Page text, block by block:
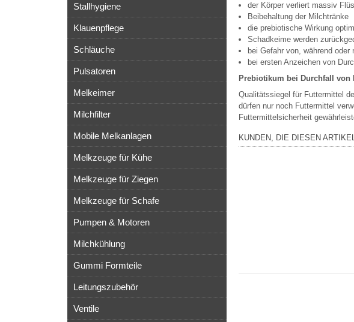
der Körper verliert massiv
Beibehaltung der Milchtränke
die prebiotische Wirkung
Schadkeime werden
bei Gefahr von, während
bei ersten Anzeichen von
Prebiotikum bei Durchfall von
Qualitätssiegel für Futtermittel
dürfen nur noch Futtermittel
Futtermittelsicherheit
KUNDEN, DIE DIESEN
Stallhygiene
Klauenpflege
Schläuche
Pulsatoren
Melkeimer
Milchfilter
Mobile Melkanlagen
Melkzeuge für Kühe
Melkzeuge für Ziegen
Melkzeuge für Schafe
Pumpen & Motoren
Milchkühlung
Gummi Formteile
Leitungszubehör
Ventile